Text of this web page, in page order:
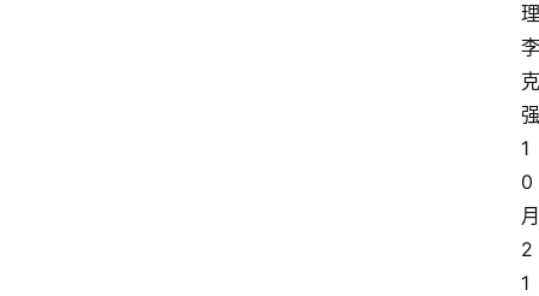
理
李
克
强
1
0
月
2
1